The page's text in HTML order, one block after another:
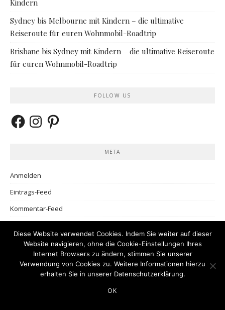
Kindern
Sydney bis Melbourne mit Kindern – die ultimative
Reiseroute für euren Wohnmobil-Roadtrip
Brisbane bis Sydney mit Kindern – die ultimative Reiseroute
für euren Wohnmobil-Roadtrip
FOLLOW US
FacebookInstagramPinterest
META
Anmelden
Eintrags-Feed
Kommentar-Feed
SEITEN
Datenschutzerklärung
Diese Website verwendet Cookies. Indem Sie weiter auf dieser
Website navigieren, ohne die Cookie-Einstellungen Ihres
Internet Browsers zu ändern, stimmen Sie unserer
Verwendung von Cookies zu. Weitere Informationen hierzu
erhalten Sie in unserer Datenschutzerklärung.
OK